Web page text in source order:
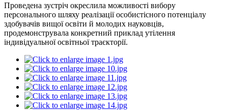
Проведена зустріч окреслила можливості вибору
персонального шляху реалізації особистісного потенціалу
здобувачів вищої освіти й молодих науковців,
продемонструвала конкретний приклад утілення
індивідуальної освітньої траєкторії.